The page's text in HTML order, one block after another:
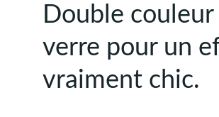
Double
verre pour un
vraiment chic.